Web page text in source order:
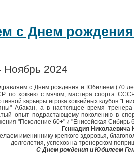
с Днем
Ноябрь 2024
с Днем рождения и Юбилеем (70
по хоккею с мячом, мастера спорта
карьеры игрока хоккейных клубов
Абакан, а в настоящее время
опыт подрастающему поколению в
"Поколение 60+" и "Енисейская Сибирь
Геннадия
имениннику крепкого здоровья,
долголетия, успехов на тренерском
С Днем рождения и Юбилеем